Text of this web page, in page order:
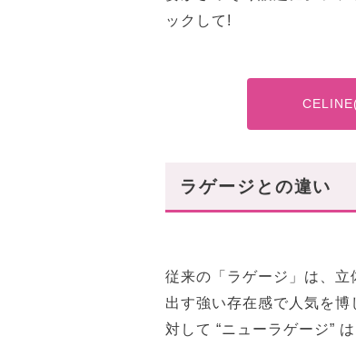
ックして!
ラゲージとの違い
従来の「ラゲージ」は、立
出す強い存在感で人気を博
対して “ニューラゲージ”